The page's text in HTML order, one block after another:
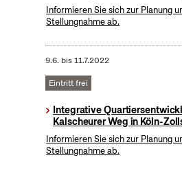
Informieren Sie sich zur Planung
Stellungnahme ab.
9.6. bis11.7.2022
Eintritt frei
Integrative
Kalscheurer Weg in Köln-
Informieren Sie sich zur Planung
Stellungnahme ab.